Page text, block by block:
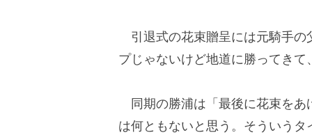
引退式の花束贈呈には元騎手の
プじゃないけど地道に勝ってきて
同期の勝浦は「最後に花束をあ
は何ともないと思う。そういう